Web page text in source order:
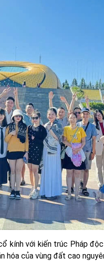
kính với kiến trúc Pháp
hóa của vùng đất cao